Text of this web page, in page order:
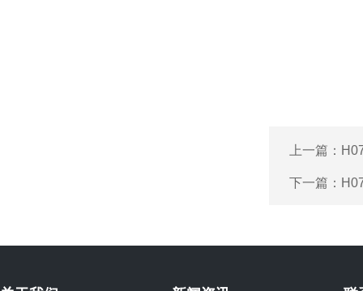
上一篇：
下一篇：